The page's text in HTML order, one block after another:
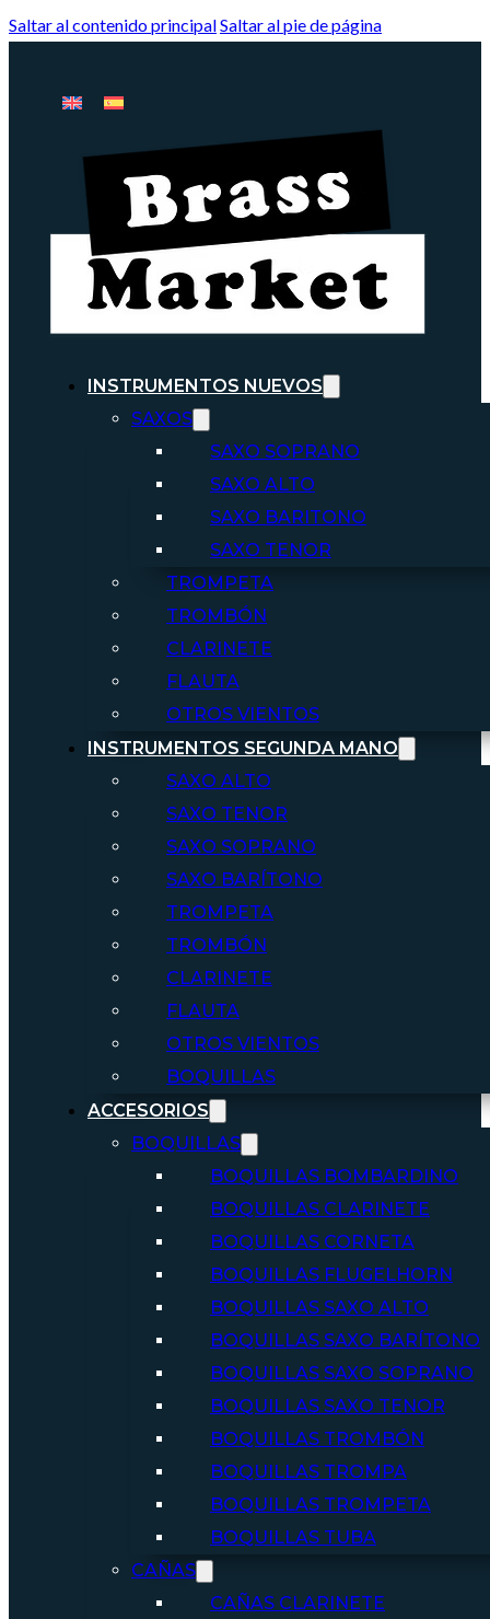
Saltar al contenido principalSaltar al pie de página
INSTRUMENTOS NUEVOS
SAXOS
SAXO SOPRANO
SAXO ALTO
SAXO BARITONO
SAXO TENOR
TROMPETA
TROMBÓN
CLARINETE
FLAUTA
OTROS VIENTOS
INSTRUMENTOS SEGUNDA MANO
SAXO ALTO
SAXO TENOR
SAXO SOPRANO
SAXO BARÍTONO
TROMPETA
TROMBÓN
CLARINETE
FLAUTA
OTROS VIENTOS
BOQUILLAS
ACCESORIOS
BOQUILLAS
BOQUILLAS BOMBARDINO
BOQUILLAS CLARINETE
BOQUILLAS CORNETA
BOQUILLAS FLUGELHORN
BOQUILLAS SAXO ALTO
BOQUILLAS SAXO BARÍTONO
BOQUILLAS SAXO SOPRANO
BOQUILLAS SAXO TENOR
BOQUILLAS TROMBÓN
BOQUILLAS TROMPA
BOQUILLAS TROMPETA
BOQUILLAS TUBA
CAÑAS
CAÑAS CLARINETE